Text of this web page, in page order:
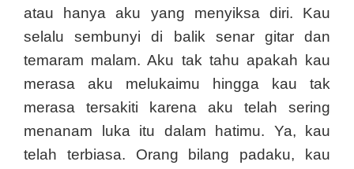
atau hanya aku yang menyiksa diri. Kau
selalu sembunyi di balik senar gitar dan
temaram malam. Aku tak tahu apakah kau
merasa aku melukaimu hingga kau tak
merasa tersakiti karena aku telah sering
menanam luka itu dalam hatimu. Ya, kau
telah terbiasa. Orang bilang padaku, kau